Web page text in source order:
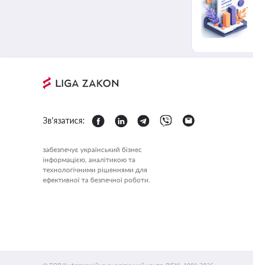
Зв'язатися:
забезпечує український бізнес
інформацією, аналітикою та
технологічними рішеннями для
ефективної та безпечної роботи.